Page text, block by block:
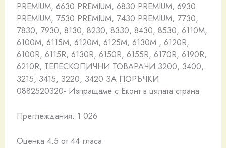
PREMIUM, 6630 PREMIUM, 6830 PREMIUM, 6930
PREMIUM, 7530 PREMIUM, 7430 PREMIUM, 7730,
7830, 7930, 8130, 8230, 8330, 8430, 8530, 6110M,
6100M, 6115M, 6120M, 6125M, 6130M , 6120R,
6100R, 6115R, 6130R, 6150R, 6155R, 6170R, 6190R,
6210R, ТЕЛЕСКОПИЧНИ ТОВАРАЧИ 3200, 3400,
3215, 3415, 3220, 3420 ЗА ПОРЪЧКИ
0882520320- Изпращаме с Еконт в цялата страна
Преглеждания: 1 026
Оценка 4.5 от 44 гласа.